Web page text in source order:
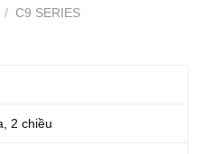
/ C9 SERIES
2 chiều